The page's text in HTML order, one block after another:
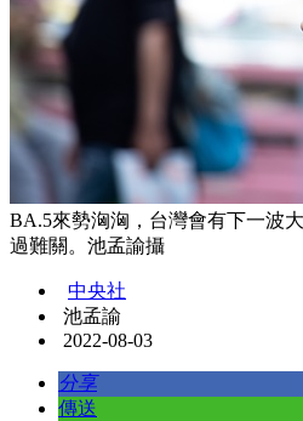
BA.5來勢洶洶，台灣會有下一波
過難關。池孟諭攝
中央社
池孟諭
2022-08-03
分享
傳送